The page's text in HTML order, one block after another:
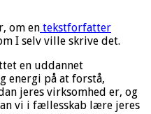
om en tekstforfatter
I selv ville skrive det.
en uddannet
energi på at forstå,
jeres virksomhed er, og
vi i fællesskab lære jeres